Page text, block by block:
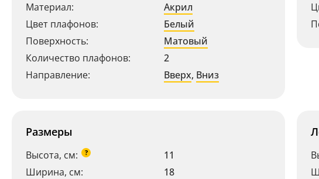
Материал:
Акрил
Цвет плафонов:
Белый
Поверхность:
Матовый
Количество плафонов:
2
Направление:
Вверх, Вниз
Размеры
Высота, см: ?
11
Ширина, см:
18